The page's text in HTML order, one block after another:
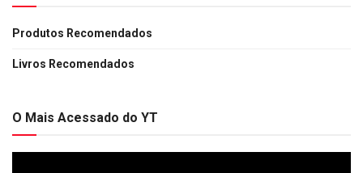
Produtos Recomendados
Livros Recomendados
O Mais Acessado do YT